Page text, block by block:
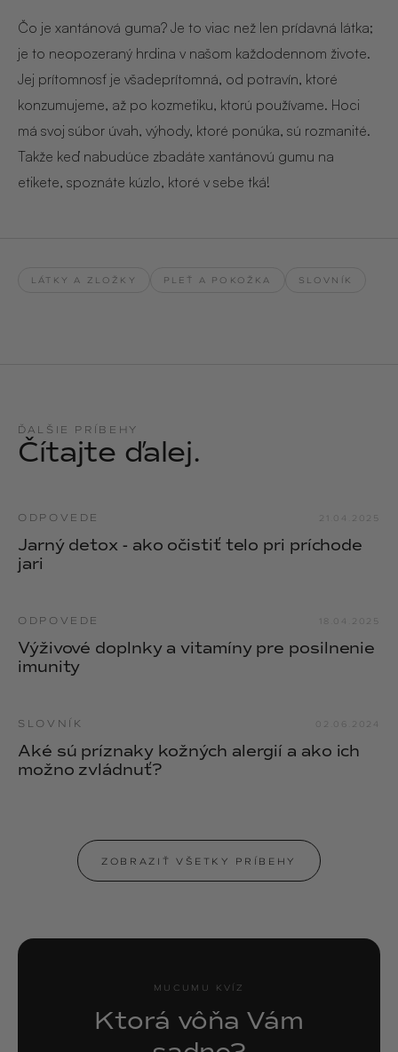
Čo je xantánová guma? Je to viac než len prídavná látka;
je to neopozeraný hrdina v našom každodennom živote.
Jej prítomnosť je všadeprítomná, od potravín, ktoré
konzumujeme, až po kozmetiku, ktorú používame. Hoci
má svoj súbor úvah, výhody, ktoré ponúka, sú rozmanité.
Takže keď nabudúce zbadáte xantánovú gumu na
etikete, spoznáte kúzlo, ktoré v sebe tká!
LÁTKY A ZLOŽKY PLEŤ A POKOŽKA SLOVNÍK
ĎALŠIE PRÍBEHY
Čítajte ďalej.
ODPOVEDE 21.04.2025
Jarný detox - ako očistiť telo pri príchode
jari
ODPOVEDE 18.04.2025
Výživové doplnky a vitamíny pre posilnenie
imunity
SLOVNÍK 02.06.2024
Aké sú príznaky kožných alergií a ako ich
možno zvládnuť?
ZOBRAZIŤ VŠETKY PRÍBEHY
MUCUMU KVÍZ
Ktorá vôňa Vám